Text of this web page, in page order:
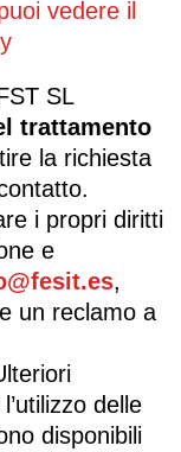
vedere il
SL
trattamento
la richiesta
i propri diritti
e
,
un reclamo a
delle
disponibili